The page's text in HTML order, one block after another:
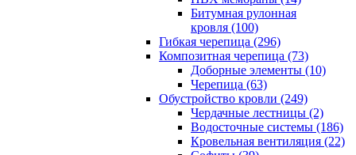
Битумная рулонная
кровля (100)
Гибкая черепица (296)
Композитная черепица (73)
Доборные элементы (10)
Черепица (63)
Обустройство кровли (249)
Чердачные лестницы (2)
Водосточные системы (186)
Кровельная вентиляция (22)